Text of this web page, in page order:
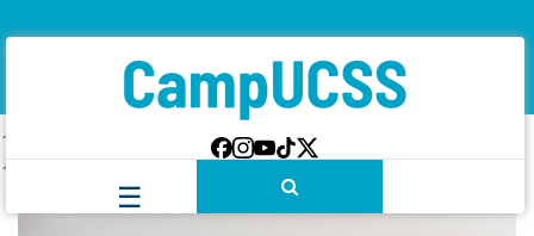
Etiqueta:Bienvenida